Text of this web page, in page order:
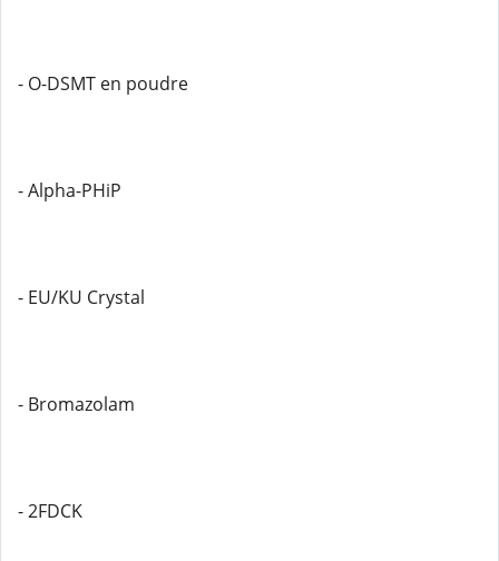
- O-DSMT en poudre
- Alpha-PHiP
- EU/KU Crystal
- Bromazolam
- 2FDCK